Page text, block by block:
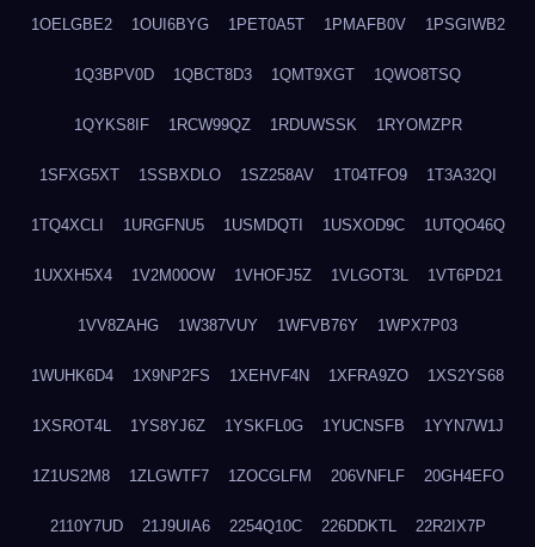
1OELGBE2 1OUI6BYG 1PET0A5T 1PMAFB0V 1PSGIWB2
1Q3BPV0D 1QBCT8D3 1QMT9XGT 1QWO8TSQ
1QYKS8IF 1RCW99QZ 1RDUWSSK 1RYOMZPR
1SFXG5XT 1SSBXDLO 1SZ258AV 1T04TFO9 1T3A32QI
1TQ4XCLI 1URGFNU5 1USMDQTI 1USXOD9C 1UTQO46Q
1UXXH5X4 1V2M00OW 1VHOFJ5Z 1VLGOT3L 1VT6PD21
1VV8ZAHG 1W387VUY 1WFVB76Y 1WPX7P03
1WUHK6D4 1X9NP2FS 1XEHVF4N 1XFRA9ZO 1XS2YS68
1XSROT4L 1YS8YJ6Z 1YSKFL0G 1YUCNSFB 1YYN7W1J
1Z1US2M8 1ZLGWTF7 1ZOCGLFM 206VNFLF 20GH4EFO
2110Y7UD 21J9UIA6 2254Q10C 226DDKTL 22R2IX7P